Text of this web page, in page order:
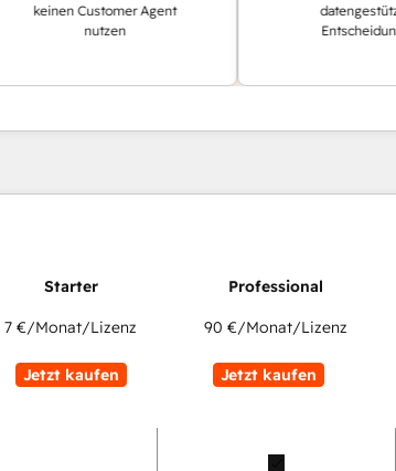
keinen Customer Agent
nutzen
datengestützten
Entscheidungen
7 €/Monat/Lizenz
Jetzt kaufen
90 €/Monat/Lizenz
Jetzt kaufen